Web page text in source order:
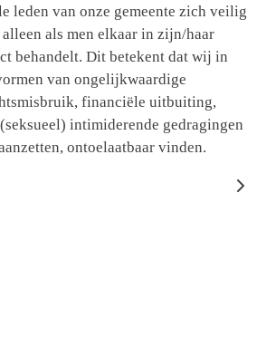
leden van onze gemeente zich veilig
als men elkaar in zijn/haar
behandelt. Dit betekent dat wij in
van ongelijkwaardige
financiële uitbuiting,
intimiderende gedragingen
ontoelaatbaar vinden.